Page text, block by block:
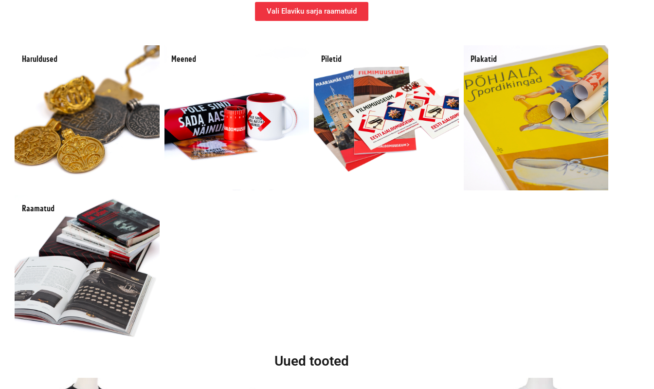
Vali Elaviku sarja raamatuid
Haruldused Meened Piletid Plakatid
Raamatud
Uued tooted